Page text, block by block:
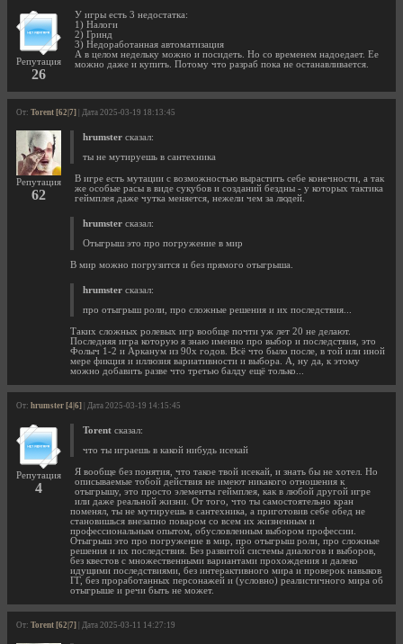
Репутация
26
У игры есть 3 недостатка:
1) Налоги
2) Гринд
3) Недоработанная автоматизация
А в целом недельку можно и посидеть. Но со временем надоедает. Ее
можно даже и купить. Потому что разраб пока не останавливается.
От: Torent [62|7] | Дата 2025-03-19 18:13:45
Репутация
62
hrumster сказал:
ты не мутируешь в сантехника
В игре есть мутации с возможностью вырастить себе конечности, а так
же особые расы в виде сукубов и созданий бездны - у которых тактика
геймплея даже чутка меняется, нежели чем за людей.
hrumster сказал:
Отыгрыш это про погружение в мир
В мир можно погрузится и без прямого отыгрыша.
hrumster сказал:
про отыгрыш роли, про сложные решения и их последствия...
Таких сложных ролевых игр вообще почти уж лет 20 не делают.
Последняя игра которую я знаю именно про выбор и последствия, это
Фолыч 1-2 и Арканум из 90х годов. Всё что было после, в той или иной
мере фикция и иллюзия вариативности и выбора. А, ну да, к этому
можно добавить разве что третью балду ещё только...
От: hrumster [4|6] | Дата 2025-03-19 14:15:45
Репутация
4
Torent сказал:
что ты играешь в какой нибудь исекай
Я вообще без понятия, что такое твой исекай, и знать бы не хотел. Но
описываемые тобой действия не имеют никакого отношения к
отыгрышу, это просто элементы геймплея, как в любой другой игре
или даже реальной жизни. От того, что ты самостоятельно кран
поменял, ты не мутируешь в сантехника, а приготовив себе обед не
становишься внезапно поваром со всем их жизненным и
профессиональным опытом, обусловленным выбором профессии.
Отыгрыш это про погружение в мир, про отыгрыш роли, про сложные
решения и их последствия. Без развитой системы диалогов и выборов,
без квестов с множественными вариантами прохождения и далеко
идущими последствиями, без интерактивного мира и проверок навыков
ГГ, без проработанных персонажей и (условно) реалистичного мира об
отыгрыше и речи быть не может.
От: Torent [62|7] | Дата 2025-03-11 14:27:19